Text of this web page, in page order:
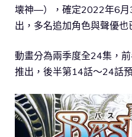
壊神―），確定2022年6月
出，多名追加角色與聲優也
動畫分為兩季度全24集，
推出，後半第14話～24話